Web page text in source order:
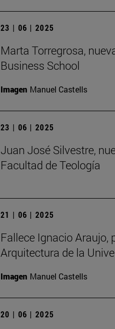
23 | 06 | 2025
Marta Torregrosa,
Business School
Imagen Manuel Castells
23 | 06 | 2025
Juan José Silvestre,
Facultad de Teología
21 | 06 | 2025
Fallece Ignacio Araujo,
Arquitectura de la
Imagen Manuel Castells
20 | 06 | 2025